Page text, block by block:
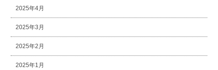
2025年4月
2025年3月
2025年2月
2025年1月